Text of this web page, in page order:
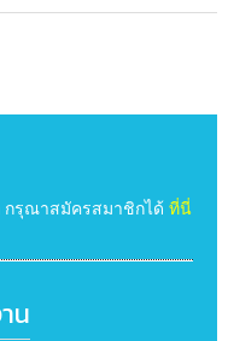
รุณาสมัครสมาชิกได้ ที่นี่
น